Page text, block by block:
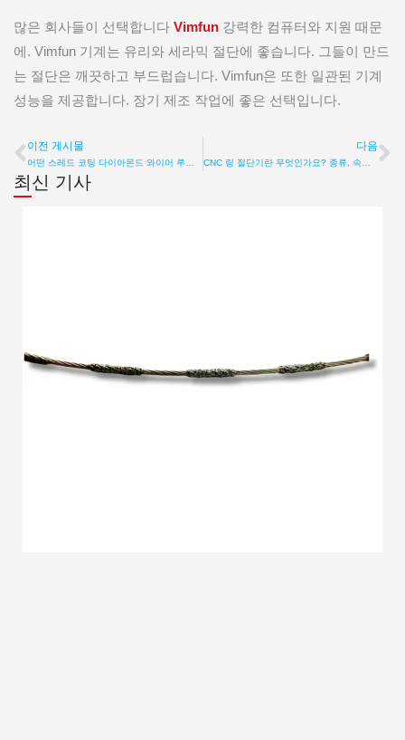
많은 회사들이 선택합니다 Vimfun 강력한 컴퓨터와 지원 때문
에. Vimfun 기계는 유리와 세라믹 절단에 좋습니다. 그들이 만드
는 절단은 깨끗하고 부드럽습니다. Vimfun은 또한 일관된 기계
성능을 제공합니다. 장기 제조 작업에 좋은 선택입니다.
이전
이전 게시물 다음
CNC 링 절단기란 무엇인가요? 종류, 속도, 가이드
최신 기사